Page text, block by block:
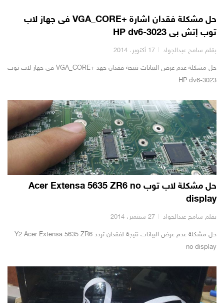
حل مشكلة فقدان اشارة +VGA_CORE فى جهاز لاب
توب إتش بى HP dv6-3023
بقلم سامح عبدالجواد 17 أكتوبر، 2014
حل مشكلة عدم عرض البيانات نتيجة فقدان جهد +VGA_CORE فى جهاز لاب توب
HP dv6-3023
حل مشكلة لاب توب Acer Extensa 5635 ZR6 no
display
بقلم سامح عبدالجواد 27 سبتمبر، 2014
حل مشكلة عدم عرض البيانات نتيجة لفقدان تردد Y2 Acer Extensa 5635 ZR6
no display